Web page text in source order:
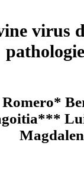
virus
Romero*